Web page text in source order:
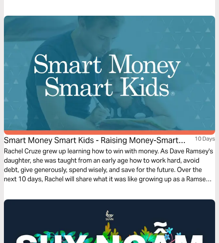
Smart Money Smart Kids - Raising Money-Smart
Kids
10 Days
Rachel Cruze grew up learning how to win with money. As Dave Ramsey's
daughter, she was taught from an early age how to work hard, avoid
debt, give generously, spend wisely, and save for the future. Over the
next 10 days, Rachel will share what it was like growing up as a Ramsey
money-smart kids. Based on the best-selling book Smart Money Smart
money. They’ll show you how to change your family tree for generations